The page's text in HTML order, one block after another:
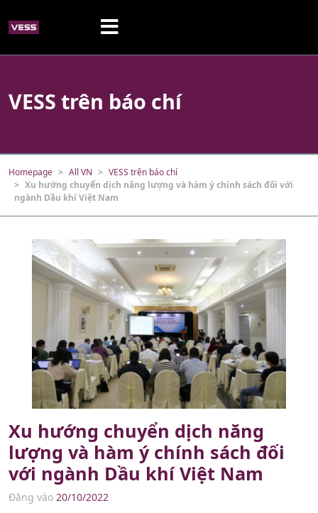
VESS trên báo chí
Homepage All VN
VESS trên báo chí
Xu hướng chuyển dịch năng lượng và hàm ý chính sách đối với
ngành Dầu khí Việt Nam
Xu hướng chuyển dịch năng
lượng và hàm ý chính sách đối
với ngành Dầu khí Việt Nam
Đăng vào 20/10/2022